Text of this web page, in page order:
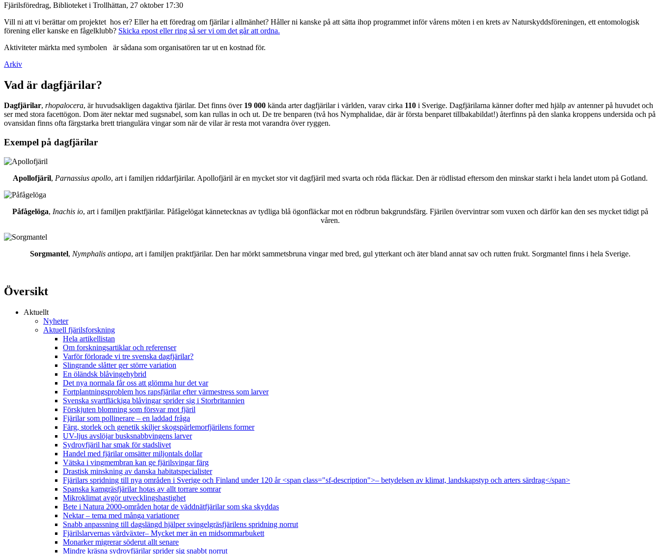
Fjärilsföredrag, Biblioteket i Trollhättan, 27 oktober 17:30
Vill ni att vi berättar om projektet hos er? Eller ha ett föredrag om fjärilar i allmänhet? Håller ni kanske på att sätta ihop programmet inför vårens möten i en krets av Naturskyddsföreningen, ett entomologisk
förening eller kanske en fågelklubb? Skicka epost eller ring så ser vi om det går att ordna.
Aktiviteter märkta med symbolen
är sådana som organisatören tar ut en kostnad för.
Arkiv
Vad är dagfjärilar?
Dagfjärilar, rhopalocera, är huvudsakligen dagaktiva fjärilar. Det finns över 19 000 kända arter dagfjärilar i världen, varav cirka 110 i Sverige. Dagfjärilarna känner dofter med hjälp av antenner på huvudet och
ser med stora facettögon. Dom äter nektar med sugsnabel, som kan rullas in och ut. De tre benparen (två hos Nymphalidae, där är första benparet tillbakabildat!) återfinns på den slanka kroppens undersida och på
ovansidan finns ofta färgstarka brett triangulära vingar som när de vilar är resta mot varandra över ryggen.
Exempel på dagfjärilar
Apollofjäril, Parnassius apollo, art i familjen riddarfjärilar. Apollofjäril är en mycket stor vit dagfjäril med svarta och röda fläckar. Den är rödlistad eftersom den minskar starkt i hela landet utom på Gotland.
Påfågelöga, Inachis io, art i familjen praktfjärilar. Påfågelögat kännetecknas av tydliga blå ögonfläckar mot en rödbrun bakgrundsfärg. Fjärilen övervintrar som vuxen och därför kan den ses mycket tidigt på
våren.
Sorgmantel, Nymphalis antiopa, art i familjen praktfjärilar. Den har mörkt sammetsbruna vingar med bred, gul ytterkant och äter bland annat sav och rutten frukt. Sorgmantel finns i hela Sverige.
Översikt
Aktuellt
Nyheter
Aktuell fjärilsforskning
Hela artikellistan
Om forskningsartiklar och referenser
Varför förlorade vi tre svenska dagfjärilar?
Slingrande slåtter ger större variation
En öländsk blåvingehybrid
Det nya normala får oss att glömma hur det var
Fortplantningsproblem hos rapsfjärilar efter värmestress som larver
Svenska svartfläckiga blåvingar sprider sig i Storbritannien
Förskjuten blomning som försvar mot fjäril
Fjärilar som pollinerare – en laddad fråga
Färg, storlek och genetik skiljer skogspärlemorfjärilens former
UV-ljus avslöjar busksnabbvingens larver
Sydrovfjäril har smak för stadslivet
Handel med fjärilar omsätter miljontals dollar
Vätska i vingmembran kan ge fjärilsvingar färg
Drastisk minskning av danska habitatspecialister
Fjärilars spridning till nya områden i Sverige och Finland under 120 år <span class="sf-description">– betydelsen av klimat, landskapstyp och arters särdrag</span>
Spanska kamgräsfjärilar hotas av allt torrare somrar
Mikroklimat avgör utvecklingshastighet
Bete i Natura 2000-områden hotar de väddnätfjärilar som ska skyddas
Nektar – tema med många variationer
Snabb anpassning till dagslängd hjälper svingelgräsfjärilens spridning norrut
Fjärilslarvernas värdväxter– Mycket mer än en midsommarbukett
Monarker migrerar söderut allt senare
Mindre kräsna sydrovfjärilar sprider sig snabbt norrut